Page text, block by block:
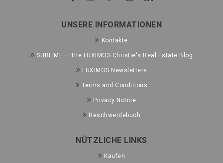
UNSERE INFORMATIONEN
Kontakte
SUBLIME – The LUXIMOS Christie's Real Estate Blog
LUXIMOS Newsletters
Terms and Conditions
Privacy Notice
Beschwerdebuch
NÜTZLICHE LINKS
Kaufen